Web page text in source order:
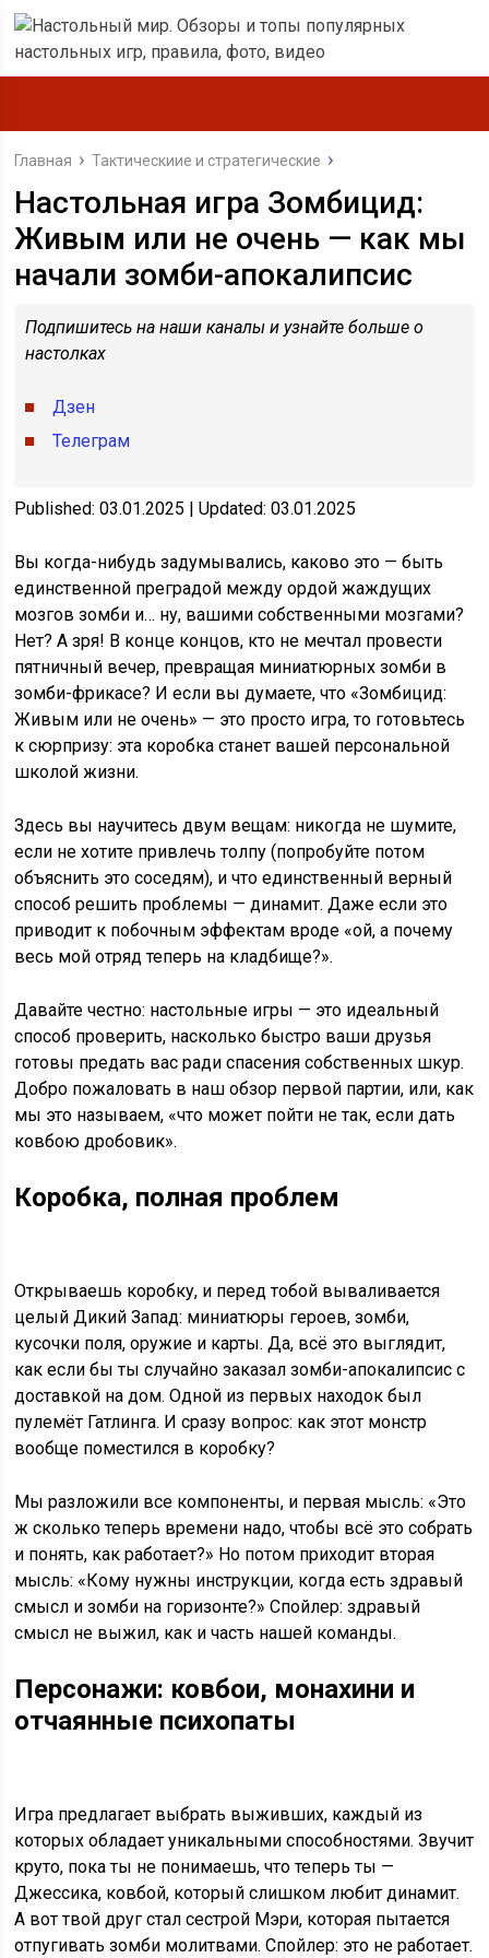
Главная Тактическиие и стратегические
Настольная игра Зомбицид:
Живым или не очень — как мы
начали зомби-апокалипсис
Подпишитесь на наши каналы и узнайте больше о
настолках
Дзен
Телеграм
Published: 03.01.2025 | Updated: 03.01.2025
Вы когда-нибудь задумывались, каково это — быть
единственной преградой между ордой жаждущих
мозгов зомби и… ну, вашими собственными мозгами?
Нет? А зря! В конце концов, кто не мечтал провести
пятничный вечер, превращая миниатюрных зомби в
зомби-фрикасе? И если вы думаете, что «Зомбицид:
Живым или не очень» — это просто игра, то готовьтесь
к сюрпризу: эта коробка станет вашей персональной
школой жизни.
Здесь вы научитесь двум вещам: никогда не шумите,
если не хотите привлечь толпу (попробуйте потом
объяснить это соседям), и что единственный верный
способ решить проблемы — динамит. Даже если это
приводит к побочным эффектам вроде «ой, а почему
весь мой отряд теперь на кладбище?».
Давайте честно: настольные игры — это идеальный
способ проверить, насколько быстро ваши друзья
готовы предать вас ради спасения собственных шкур.
Добро пожаловать в наш обзор первой партии, или, как
мы это называем, «что может пойти не так, если дать
ковбою дробовик».
Коробка, полная проблем
Открываешь коробку, и перед тобой вываливается
целый Дикий Запад: миниатюры героев, зомби,
кусочки поля, оружие и карты. Да, всё это выглядит,
как если бы ты случайно заказал зомби-апокалипсис с
доставкой на дом. Одной из первых находок был
пулемёт Гатлинга. И сразу вопрос: как этот монстр
вообще поместился в коробку?
Мы разложили все компоненты, и первая мысль: «Это
ж сколько теперь времени надо, чтобы всё это собрать
и понять, как работает?» Но потом приходит вторая
мысль: «Кому нужны инструкции, когда есть здравый
смысл и зомби на горизонте?» Спойлер: здравый
смысл не выжил, как и часть нашей команды.
Персонажи: ковбои, монахини и
отчаянные психопаты
Игра предлагает выбрать выживших, каждый из
которых обладает уникальными способностями. Звучит
круто, пока ты не понимаешь, что теперь ты —
Джессика, ковбой, который слишком любит динамит.
А вот твой друг стал сестрой Мэри, которая пытается
отпугивать зомби молитвами. Спойлер: это не работает.